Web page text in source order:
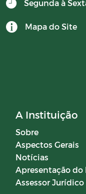
Segunda à
Mapa do Site
A Instituição
Sobre
Aspectos Gerais
Notícias
Apresentação do
Assessor Jurídico